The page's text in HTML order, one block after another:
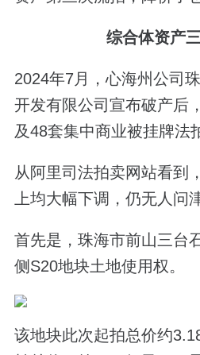
综合体资产
2024年7月，心海州公司
开发有限公司宣布破产后
及48套集中商业被挂牌法
从阿里司法拍卖网站看到
上均大幅下调，仍无人问
首先是，珠海市前山三台
侧S20地块土地使用权。
该地块此次起拍总价约